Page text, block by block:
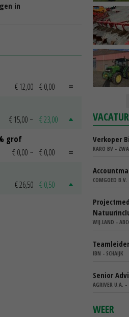
in
€ 12,00 € 0,00
€ 15,00 ~ € 23,00
grof
€ 0,00 ~ € 0,00
€ 26,50 € 0,50
Verkoper
KARO BV -
COMGOED
WIJ.LAND -
IBN - SCHAIJK
Senior
AGRIVER U.A. -
WEER